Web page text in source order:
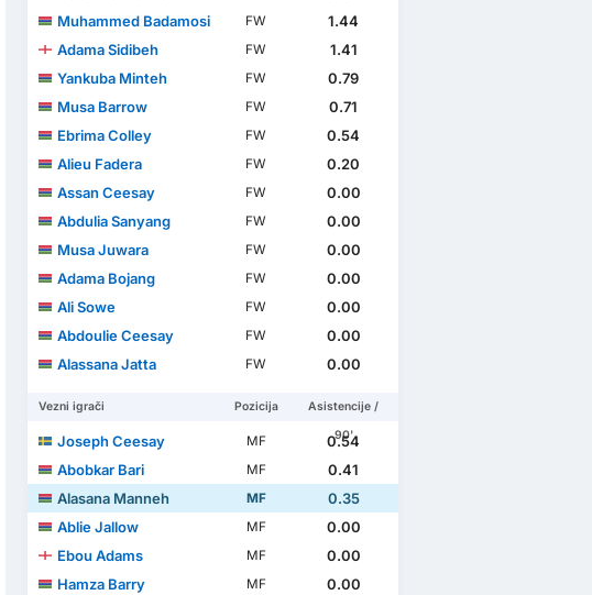
Muhammed Badamosi
FW
1.44
Adama Sidibeh
FW
1.41
Yankuba Minteh
FW
0.79
Musa Barrow
FW
0.71
Ebrima Colley
FW
0.54
Alieu Fadera
FW
0.20
Assan Ceesay
FW
0.00
Abdulia Sanyang
FW
0.00
Musa Juwara
FW
0.00
Adama Bojang
FW
0.00
Ali Sowe
FW
0.00
Abdoulie Ceesay
FW
0.00
Alassana Jatta
FW 0.00
Vezni igrači Pozicija
Asistencije /
90'
Joseph Ceesay MF
0.54
Abobkar Bari
MF
0.41
Alasana Manneh
MF
0.35
Ablie Jallow
MF
0.00
Ebou Adams
MF
0.00
Hamza Barry
MF
0.00